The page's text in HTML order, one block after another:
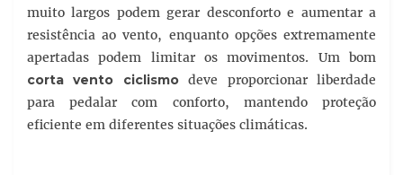
muito largos podem gerar desconforto e aumentar a
resistência ao vento, enquanto opções extremamente
apertadas podem limitar os movimentos. Um bom
corta vento ciclismodeve proporcionar liberdade
para pedalar com conforto, mantendo proteção
eficiente em diferentes situações climáticas.